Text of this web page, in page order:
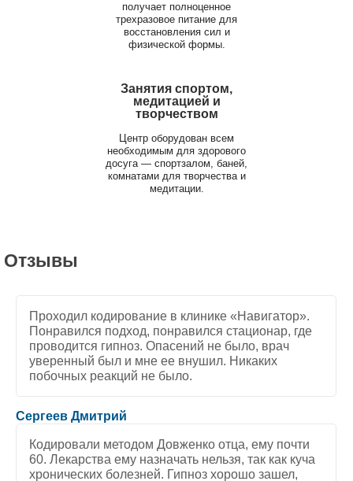
получает полноценное
трехразовое питание для
восстановления сил и
физической формы.
Занятия спортом,
медитацией и
творчеством
Центр оборудован всем
необходимым для здорового
досуга — спортзалом, баней,
комнатами для творчества и
медитации.
Отзывы
Проходил кодирование в клинике «Навигатор».
Понравился подход, понравился стационар, где
проводится гипноз. Опасений не было, врач
уверенный был и мне ее внушил. Никаких
побочных реакций не было.
Сергеев Дмитрий
Кодировали методом Довженко отца, ему почти
60. Лекарства ему назначать нельзя, так как куча
хронических болезней. Гипноз хорошо зашел,